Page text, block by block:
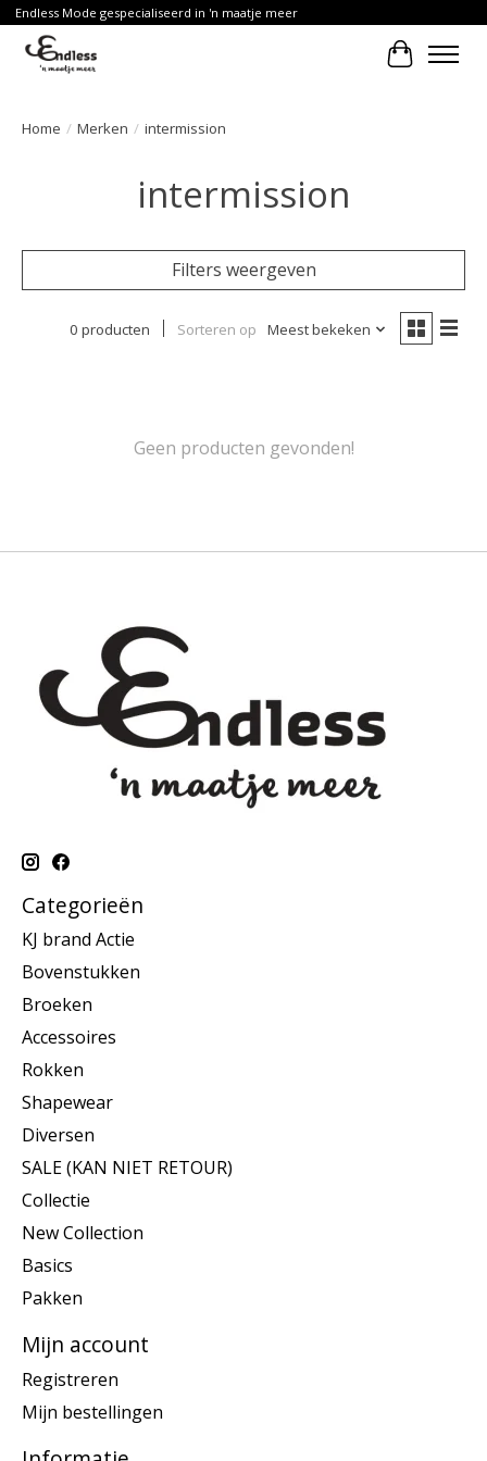
Endless Mode gespecialiseerd in 'n maatje meer
Home / Merken / intermission
intermission
Filters weergeven
0 producten Sorteren op Meest bekeken
Geen producten gevonden!
Categorieën
KJ brand Actie
Bovenstukken
Broeken
Accessoires
Rokken
Shapewear
Diversen
SALE (KAN NIET RETOUR)
Collectie
New Collection
Basics
Pakken
Mijn account
Registreren
Mijn bestellingen